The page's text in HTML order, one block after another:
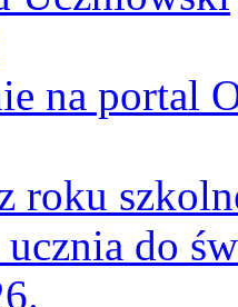
na portal
roku
ucznia do